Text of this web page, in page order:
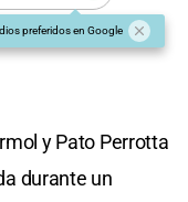
preferidos en Google
y Pato Perrotta
durante un